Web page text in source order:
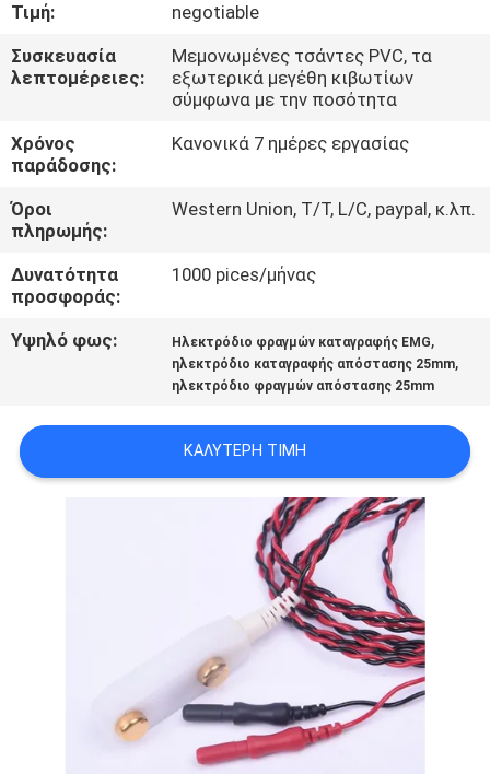
ΕΛΆΤΕ
ΣΕ
ΕΠΑΦΉ
ΜΕ
ΕΙΔΉΣΕΙΣ
ΖΗΤΉΣΤΕ
ΈΝΑ
ΑΠΌΣΠΑΣΜΑ
SITEMAP
PRIVACY
Τιμή:
negotiable
Συσκευασία
λεπτομέρειες:
Μεμονωμένες τσάντες PVC, τα
εξωτερικά μεγέθη κιβωτίων
σύμφωνα με την ποσότητα
Χρόνος
παράδοσης:
Κανονικά 7 ημέρες εργασίας
Όροι
πληρωμής:
Western Union, T/T, L/C, paypal, κ.λπ.
Δυνατότητα
προσφοράς:
1000 pices/μήνας
Υψηλό φως: Ηλεκτρόδιο φραγμών καταγραφής EMG,
ηλεκτρόδιο καταγραφής απόστασης 25mm,
ηλεκτρόδιο φραγμών απόστασης 25mm
ΚΑΛΎΤΕΡΗ ΤΙΜΉ